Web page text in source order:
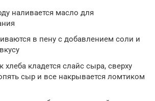
наливается масло для
в пену с добавлением соли и
хлеба кладется слайс сыра, сверху
сыр и все накрывается ломтиком